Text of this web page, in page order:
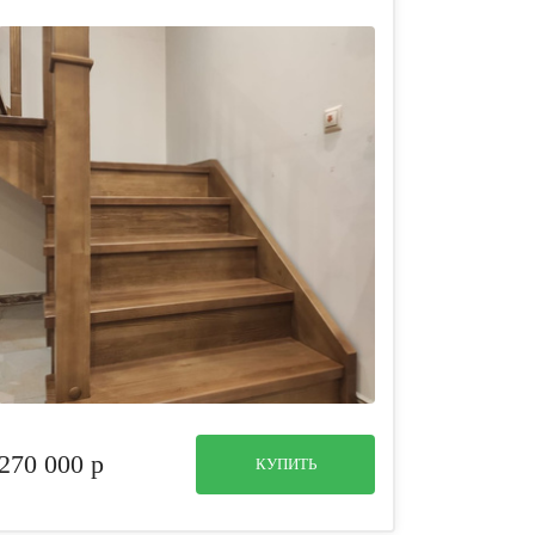
270 000 p КУПИТЬ